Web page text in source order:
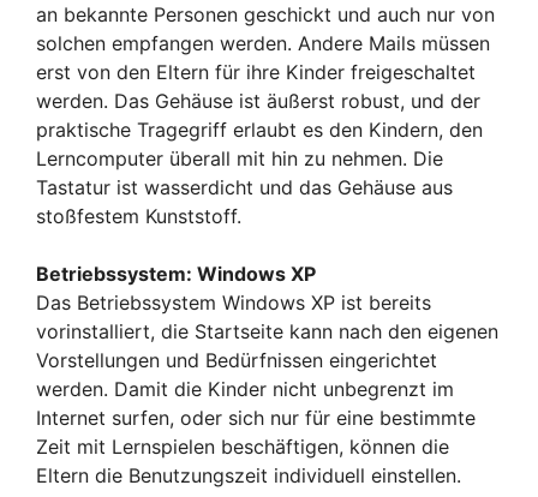
an bekannte Personen geschickt und auch nur von
solchen empfangen werden. Andere Mails müssen
erst von den Eltern für ihre Kinder freigeschaltet
werden. Das Gehäuse ist äußerst robust, und der
praktische Tragegriff erlaubt es den Kindern, den
Lerncomputer überall mit hin zu nehmen. Die
Tastatur ist wasserdicht und das Gehäuse aus
stoßfestem Kunststoff.
Betriebssystem: Windows XP
Das Betriebssystem Windows XP ist bereits
vorinstalliert, die Startseite kann nach den eigenen
Vorstellungen und Bedürfnissen eingerichtet
werden. Damit die Kinder nicht unbegrenzt im
Internet surfen, oder sich nur für eine bestimmte
Zeit mit Lernspielen beschäftigen, können die
Eltern die Benutzungszeit individuell einstellen.